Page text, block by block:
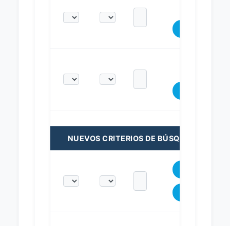
NUEVOS CRITERIOS DE BÚSQUEDA: